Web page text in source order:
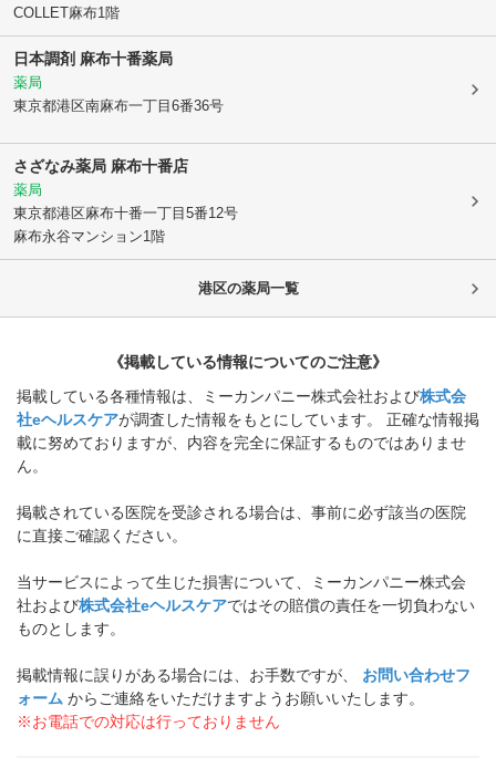
COLLET麻布1階
日本調剤 麻布十番薬局
薬局
東京都港区南麻布一丁目6番36号
さざなみ薬局 麻布十番店
薬局
東京都港区麻布十番一丁目5番12号
麻布永谷マンション1階
港区の薬局一覧
《掲載している情報についてのご注意》
掲載している各種情報は、ミーカンパニー株式会社および株式会
社eヘルスケアが調査した情報をもとにしています。 正確な情報掲
載に努めておりますが、内容を完全に保証するものではありませ
ん。
掲載されている医院を受診される場合は、事前に必ず該当の医院
に直接ご確認ください。
当サービスによって生じた損害について、ミーカンパニー株式会
社および株式会社eヘルスケアではその賠償の責任を一切負わない
ものとします。
掲載情報に誤りがある場合には、お手数ですが、
お問い合わせフ
ォーム からご連絡をいただけますようお願いいたします。
※お電話での対応は行っておりません